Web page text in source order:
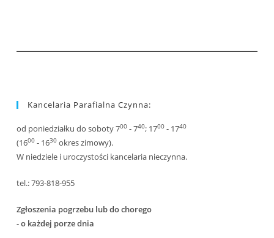
Kancelaria Parafialna Czynna:
od poniedziałku do soboty 700 - 740; 1700 - 1740
(1600 - 1630 okres zimowy).
W niedziele i uroczystości kancelaria nieczynna.
tel.: 793-818-955
Zgłoszenia pogrzebu lub do chorego
- o każdej porze dnia